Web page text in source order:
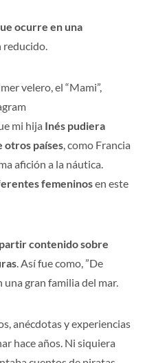
ocurre en una
reducido.
velero, el “Mami”,
mi hija Inés pudiera
otros países, como Francia
afición a la náutica.
femeninosen este
contenido sobre
. Así fue como, ”De
gran familia del mar.
anécdotas y experiencias
hace años. Ni siquiera